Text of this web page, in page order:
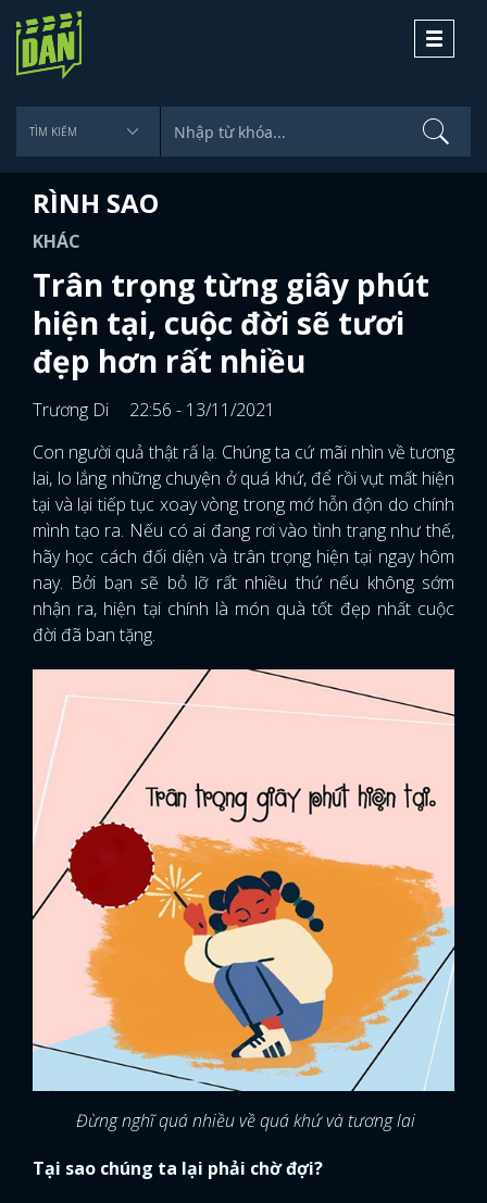
Toggle
RÌNH SAO
KHÁC
Trân trọng từng giây phút
hiện tại, cuộc đời sẽ tươi
đẹp hơn rất nhiều
Trương Di
22:56 - 13/11/2021
Con người quả thật rấ lạ. Chúng ta cứ mãi nhìn về tương
lai, lo lắng những chuyện ở quá khứ, để rồi vụt mất hiện
tại và lại tiếp tục xoay vòng trong mớ hỗn độn do chính
mình tạo ra. Nếu có ai đang rơi vào tình trạng như thế,
hãy học cách đối diện và trân trọng hiện tại ngay hôm
nay. Bởi bạn sẽ bỏ lỡ rất nhiều thứ nếu không sớm
nhận ra, hiện tại chính là món quà tốt đẹp nhất cuộc
đời đã ban tặng.
Đừng nghĩ quá nhiều về quá khứ và tương lai
Tại sao chúng ta lại phải chờ đợi?